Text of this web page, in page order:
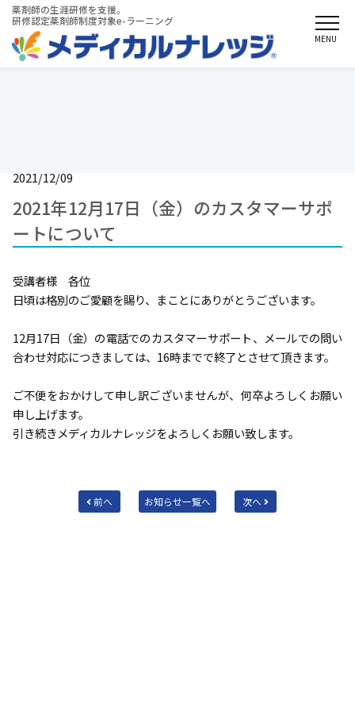
薬剤師の生涯研修を支援。
研修認定薬剤師制度対象e-ラーニング
MENU
2021/12/09
2021年12月17日（金）のカスタマーサポ
ートについて
受講者様 各位
日頃は格別のご愛顧を賜り、まことにありがとうございます。
12月17日（金）の電話でのカスタマーサポート、メールでの問い
合わせ対応につきましては、16時までで終了とさせて頂きます。
ご不便をおかけして申し訳ございませんが、何卒よろしくお願い
申し上げます。
引き続きメディカルナレッジをよろしくお願い致します。
前へ お知らせ一覧へ 次へ